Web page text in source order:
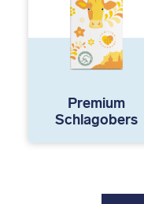
Premium
Schlagobers